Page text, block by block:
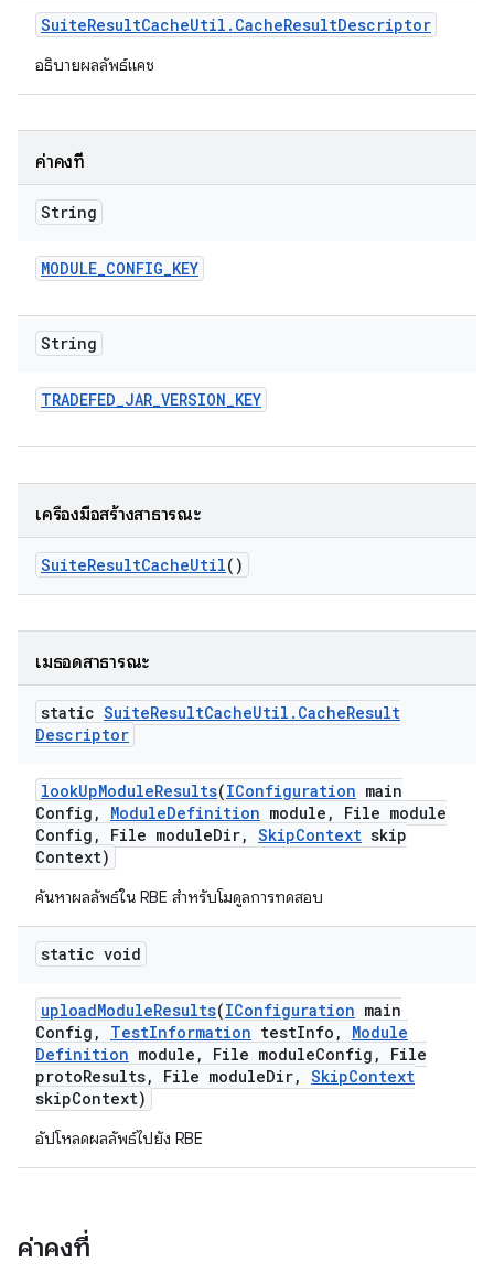
SuiteResultCacheUtil . CacheResultDescriptor
อธิบายผลลัพธ์แคช
ค่าคงที่
String
MODULE_CONFIG_KEY
String
TRADEFED_JAR_VERSION_KEY
เครื่องมือสร้างสาธารณะ
SuiteResultCacheUtil()
เมธอดสาธารณะ
static SuiteResultCacheUtil . CacheResult
Descriptor
lookUpModuleResults(IConfiguration main
Config , ModuleDefinition module ,
File module
Config , File moduleDir, SkipContext skip
Context)
ค้นหาผลลัพธ์ใน RBE สำหรับโมดูลการทดสอบ
static void
uploadModuleResults(IConfiguration main
Config , TestInformation testInfo ,
Module
Definition module , File moduleConfig ,
File
protoResults, File moduleDir, SkipContext
skipContext)
อัปโหลดผลลัพธ์ไปยัง RBE
ค่าคงที่